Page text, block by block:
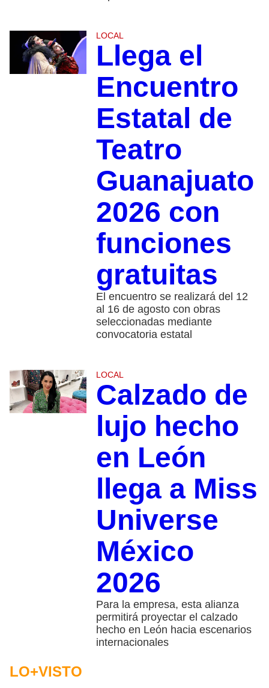
LOCAL
Llega el
Encuentro
Estatal de
Teatro
Guanajuato
2026 con
funciones
gratuitas
El encuentro se realizará del 12
al 16 de agosto con obras
seleccionadas mediante
convocatoria estatal
LOCAL
Calzado de
lujo hecho
en León
llega a Miss
Universe
México
2026
Para la empresa, esta alianza
permitirá proyectar el calzado
hecho en León hacia escenarios
internacionales
LO+VISTO